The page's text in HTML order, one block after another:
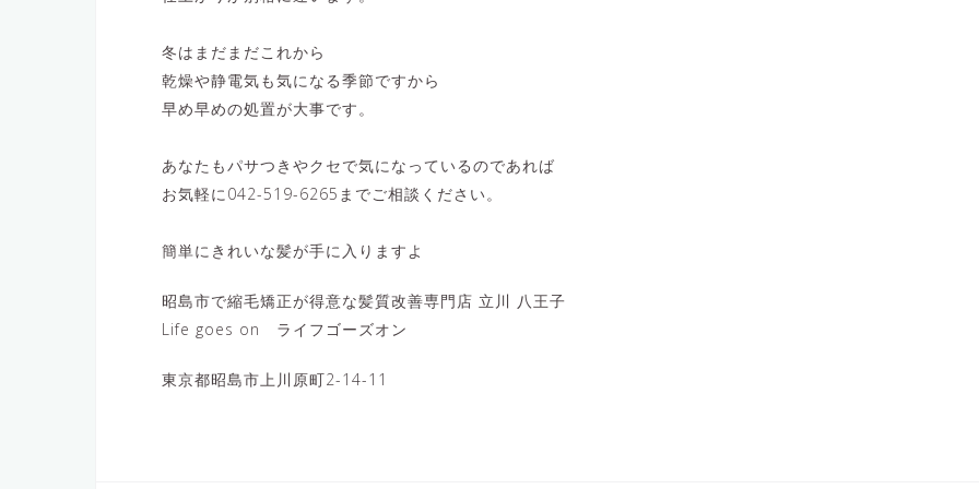
冬はまだまだこれから
乾燥や静電気も気になる季節ですから
早め早めの処置が大事です。
あなたもパサつきやクセで気になっているのであれば
お気軽に042-519-6265までご相談ください。
簡単にきれいな髪が手に入りますよ
昭島市で縮毛矯正が得意な髪質改善専門店 立川 八王子
Life goes on ライフゴーズオン
東京都昭島市上川原町2-14-11